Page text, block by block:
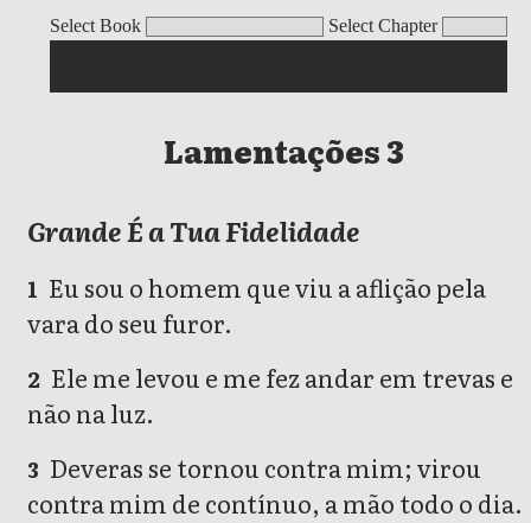
Select Book Select Chapter
Lamentações
Lamentações 3
Grande É a Tua Fidelidade
1 Eu sou o homem que viu a aflição pela
vara do seu furor.
2 Ele me levou e me fez andar em trevas e
não na luz.
3 Deveras se tornou contra mim; virou
contra mim de contínuo, a mão todo o dia.